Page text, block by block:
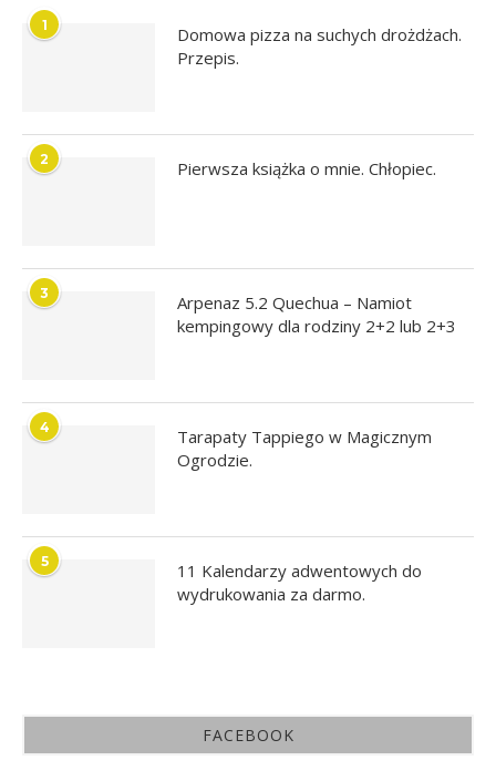
1
Domowa pizza na suchych drożdżach.
Przepis.
2 Pierwsza książka o mnie. Chłopiec.
3
Arpenaz 5.2 Quechua – Namiot
kempingowy dla rodziny 2+2 lub 2+3
4
Tarapaty Tappiego w Magicznym
Ogrodzie.
5
11 Kalendarzy adwentowych do
wydrukowania za darmo.
FACEBOOK